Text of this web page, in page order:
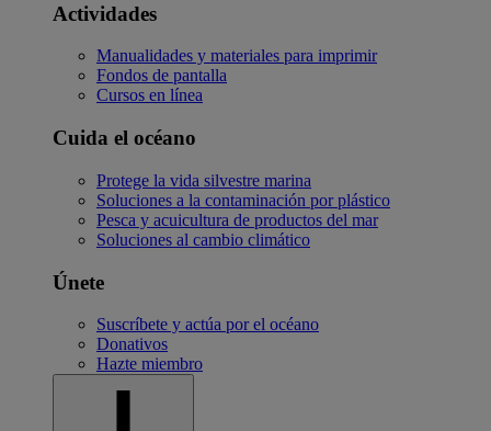
Actividades
Manualidades y materiales para imprimir
Fondos de pantalla
Cursos en línea
Cuida el océano
Protege la vida silvestre marina
Soluciones a la contaminación por plástico
Pesca y acuicultura de productos del mar
Soluciones al cambio climático
Únete
Suscríbete y actúa por el océano
Donativos
Hazte miembro